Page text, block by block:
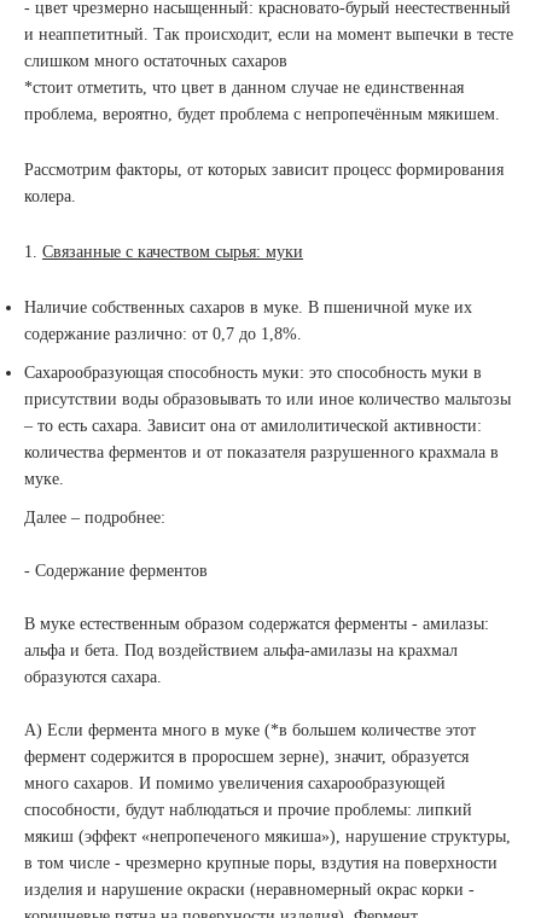
- цвет чрезмерно насыщенный: красновато-бурый неестественный
и неаппетитный. Так происходит, если на момент выпечки в тесте
слишком много остаточных сахаров
*стоит отметить, что цвет в данном случае не единственная
проблема, вероятно, будет проблема с непропечённым мякишем.
Рассмотрим факторы, от которых зависит процесс формирования
колера.
1. Связанные с качеством сырья: муки
Наличие собственных сахаров в муке. В пшеничной муке их
содержание различно: от 0,7 до 1,8%.
Сахарообразующая способность муки: это способность муки в
присутствии воды образовывать то или иное количество мальтозы
– то есть сахара. Зависит она от амилолитической активности:
количества ферментов и от показателя разрушенного крахмала в
муке.
Далее – подробнее:
- Содержание ферментов
В муке естественным образом содержатся ферменты - амилазы:
альфа и бета. Под воздействием альфа-амилазы на крахмал
образуются сахара.
А) Если фермента много в муке (*в большем количестве этот
фермент содержится в проросшем зерне), значит, образуется
много сахаров. И помимо увеличения сахарообразующей
способности, будут наблюдаться и прочие проблемы: липкий
мякиш (эффект «непропеченого мякиша»), нарушение структуры,
в том числе - чрезмерно крупные поры, вздутия на поверхности
изделия и нарушение окраски (неравномерный окрас корки -